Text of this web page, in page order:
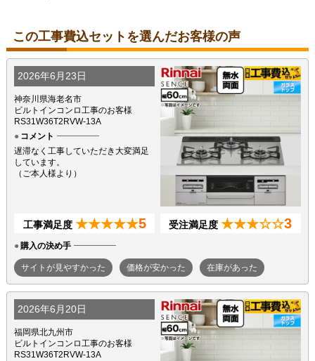
この工事費込セットを選んだお客様の声
2026年6月23日
神奈川県海老名市
ビルトインコンロ工事のお客様
RS31W36T2RVW-13A
コメント
遅滞なく工事していただき大変満足
しています。
（ご本人様より）
工事満足度 ★★★★★5 受注満足度 ★★★☆☆3
購入の決め手
サイトが見やすかった 価格が安かった 在庫があった
2026年6月20日
福岡県北九州市
ビルトインコンロ工事のお客様
RS31W36T2RVW-13A